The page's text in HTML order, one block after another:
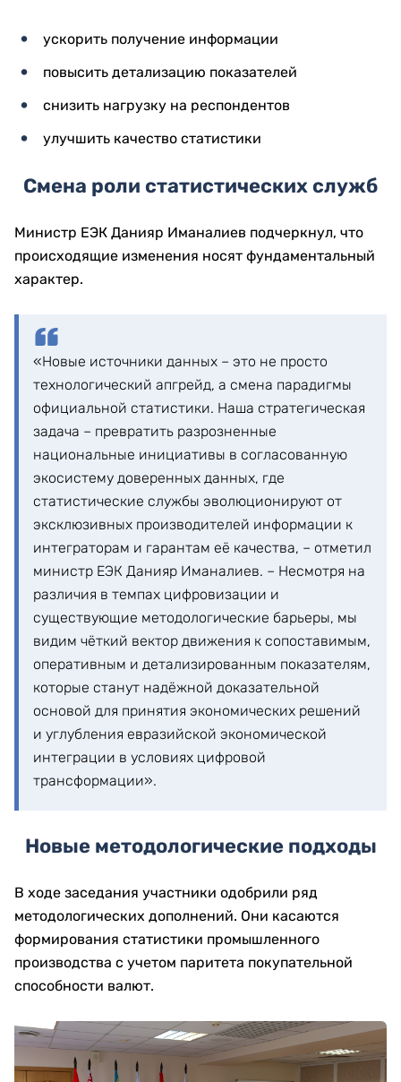
ускорить получение информации
повысить детализацию показателей
снизить нагрузку на респондентов
улучшить качество статистики
Смена роли статистических служб
Министр ЕЭК Данияр Иманалиев подчеркнул, что
происходящие изменения носят фундаментальный
характер.
«Новые источники данных – это не просто
технологический апгрейд, а смена парадигмы
официальной статистики. Наша стратегическая
задача – превратить разрозненные
национальные инициативы в согласованную
экосистему доверенных данных, где
статистические службы эволюционируют от
эксклюзивных производителей информации к
интеграторам и гарантам её качества, – отметил
министр ЕЭК Данияр Иманалиев. – Несмотря на
различия в темпах цифровизации и
существующие методологические барьеры, мы
видим чёткий вектор движения к сопоставимым,
оперативным и детализированным показателям,
которые станут надёжной доказательной
основой для принятия экономических решений
и углубления евразийской экономической
интеграции в условиях цифровой
трансформации».
Новые методологические подходы
В ходе заседания участники одобрили ряд
методологических дополнений. Они касаются
формирования статистики промышленного
производства с учетом паритета покупательной
способности валют.